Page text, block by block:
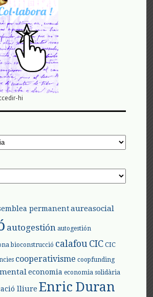
hi
permanent aureasocial
autogestión autogestión
bioconstrucció calafouCIC CIC
cooperativisme coopfunding
economia economia solidària
lliure Enric Duran